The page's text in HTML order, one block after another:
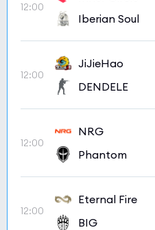
12:00
Iberian Soul
12:00
JiJieHao
DENDELE
12:00
NRG
Phantom
12:00
Eternal Fire
BIG